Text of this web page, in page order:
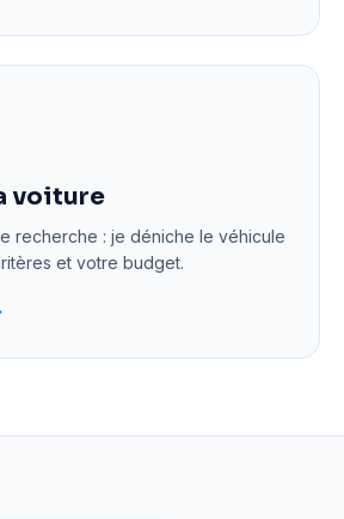
voiture
recherche : je déniche le véhicule
et votre budget.